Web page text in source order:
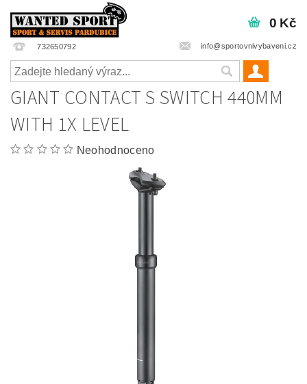
732650792 info@sportovnivybaveni.cz
0 Kč
GIANT CONTACT S SWITCH 440MM
WITH 1X LEVEL
Neohodnoceno